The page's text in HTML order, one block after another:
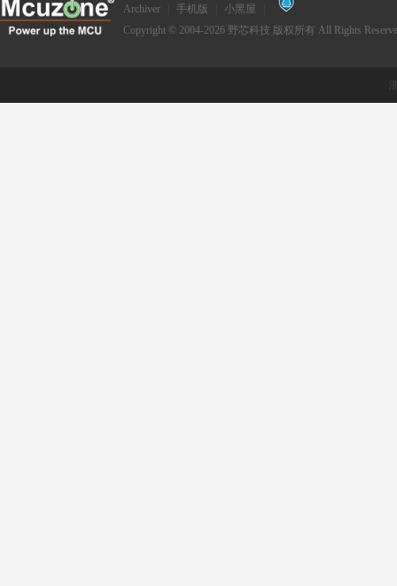
Archiver 手机版 小黑屋
Copyright © 2004-2026 野芯科技 版权所有 All Rights